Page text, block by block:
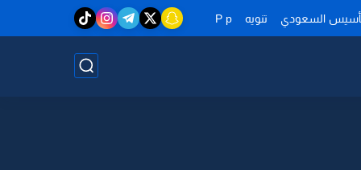
السعودي تنويه P p